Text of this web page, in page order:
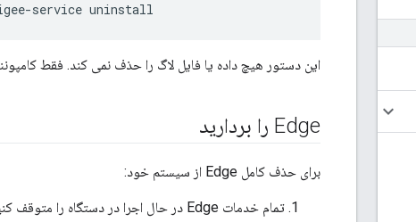
service uninstall
این دستور هیچ داده یا فایل لاگ را حذف نمی کند. فقط
Edge را بردارید
برای حذف کامل Edge از سیستم خود:
تمام خدمات Edge در حال اجرا در دستگاه را متوقف کنید: